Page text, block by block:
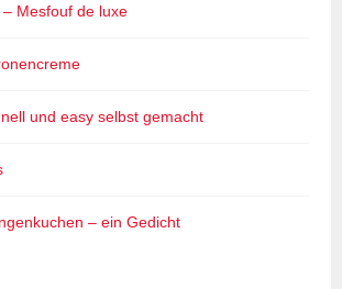
Mesfouf de luxe
und easy selbst gemacht
– ein Gedicht